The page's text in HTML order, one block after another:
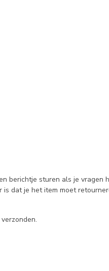
berichtje sturen als je vragen
dat je het item moet